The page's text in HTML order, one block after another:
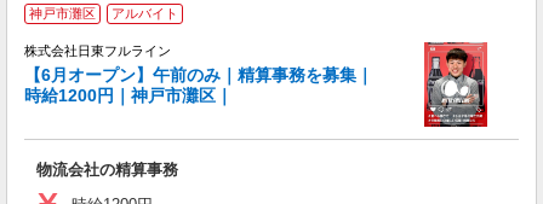
神戸市灘区 アルバイト
株式会社日東フルライン
【6月オープン】午前のみ｜精算事務を募集｜
時給1200円｜神戸市灘区｜
物流会社の精算事務